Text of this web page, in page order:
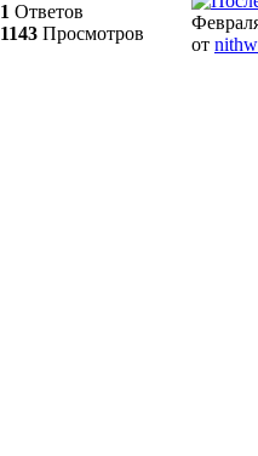
1 Ответов
1143 Просмотров
от